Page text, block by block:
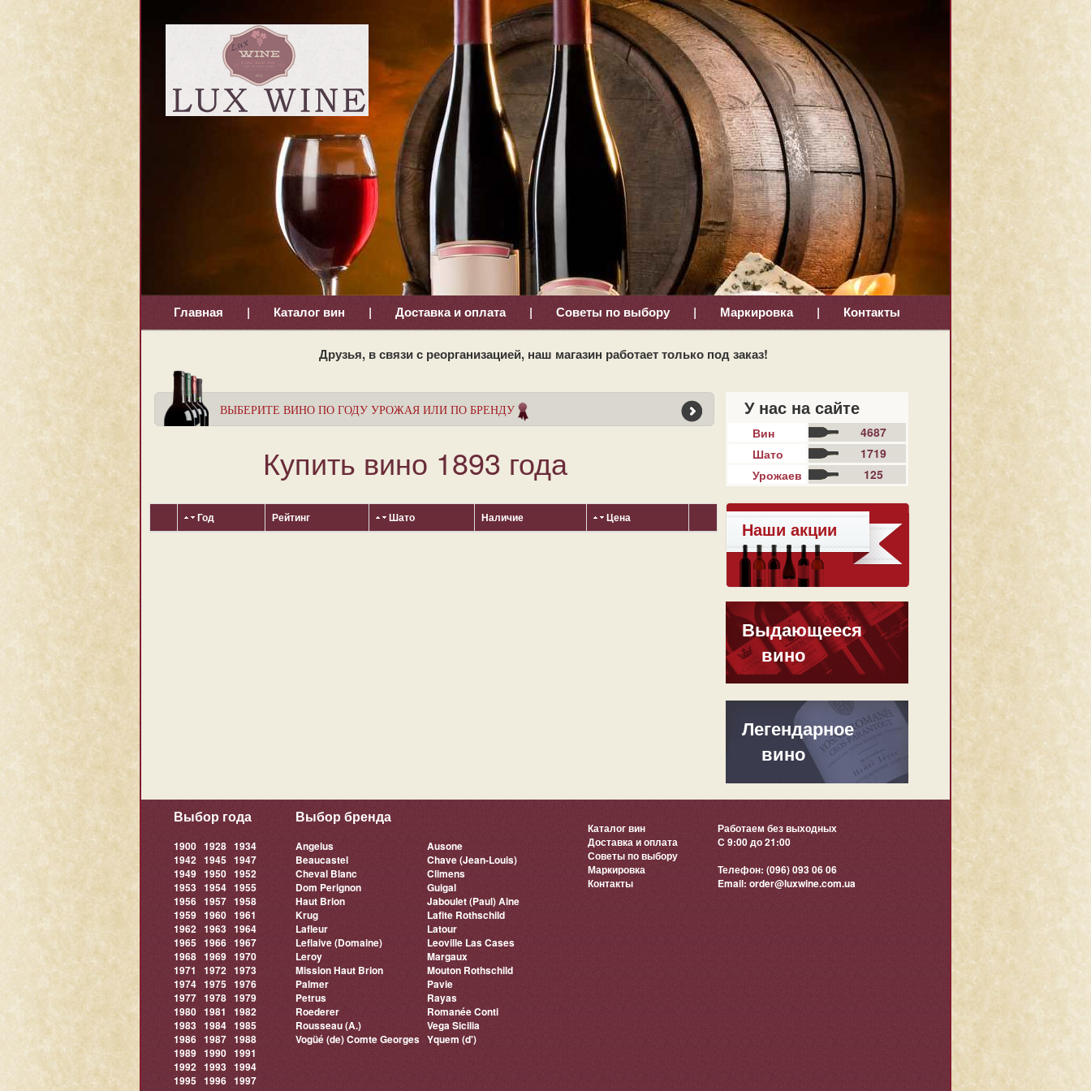
Главная | Каталог вин | Доставка и оплата | Советы по выбору | Маркировка | Контакты
Друзья, в связи с реорганизацией, наш магазин работает только под заказ!
ВЫБЕРИТЕ ВИНО ПО ГОДУ УРОЖАЯ ИЛИ ПО БРЕНДУ
Купить вино 1893 года
Год Рейтинг Шато Наличие Цена
У нас на сайте
Вин
4687
Шато
1719
Урожаев
125
Наши акции
Выдающееся
вино
Легендарное
вино
Выбор года
1900 1928 1934
1942 1945 1947
1949 1950 1952
1953 1954 1955
1956 1957 1958
1959 1960 1961
1962 1963 1964
1965 1966 1967
1968 1969 1970
1971
1972 1973
1974 1975 1976
1977 1978 1979
1980 1981
1982
1983 1984 1985
1986 1987 1988
1989 1990 1991
1992 1993 1994
1995 1996 1997
Выбор бренда
Angelus
Ausone
Beaucastel
Chave (Jean-Louis)
Cheval Blanc
Climens
Dom Perignon
Guigal
Haut Brion
Jaboulet (Paul) Aine
Krug
Lafite Rothschild
Lafleur
Latour
Leflaive (Domaine)
Leoville Las Cases
Leroy
Margaux
Mission Haut Brion
Mouton Rothschild
Palmer
Pavie
Petrus
Rayas
Roederer
Romanée Conti
Rousseau (A.)
Vega Sicilia
Vogüé (de) Comte Georges Yquem (d')
Каталог вин
Доставка и оплата
Советы по выбору
Маркировка
Контакты
Работаем без выходных
С 9:00 до 21:00
Телефон: (096) 093 06 06
Email: order@luxwine.com.ua